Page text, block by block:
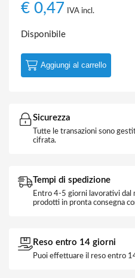
€ 0,47 IVA incl.
Disponibile
Aggiungi al carrello
Sicurezza
Tutte le transazioni sono
cifrata.
Tempi di spedizione
Entro 4-5 giorni lavorativi dal
prodotti in pronta consegna
Reso entro 14 giorni
Puoi effettuare il reso entro